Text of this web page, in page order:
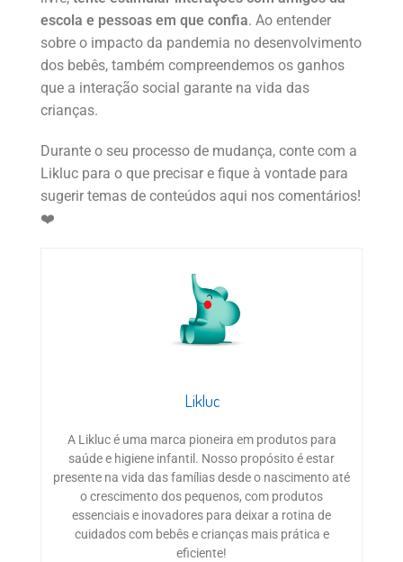
escola e pessoas em que confia. Ao entender
sobre o impacto da pandemia no desenvolvimento
dos bebês, também compreendemos os ganhos
que a interação social garante na vida das
crianças.
Durante o seu processo de mudança, conte com a
Likluc para o que precisar e fique à vontade para
sugerir temas de conteúdos aqui nos comentários!
❤️
Likluc
A Likluc é uma marca pioneira em produtos para
saúde e higiene infantil. Nosso propósito é estar
presente na vida das famílias desde o nascimento até
o crescimento dos pequenos, com produtos
essenciais e inovadores para deixar a rotina de
cuidados com bebês e crianças mais prática e
eficiente!